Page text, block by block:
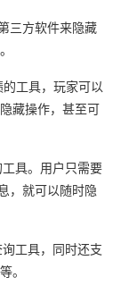
三方软件来隐藏
的工具，玩家可以
藏操作，甚至可
具。用户只需要
，就可以随时隐
工具，同时还支
。